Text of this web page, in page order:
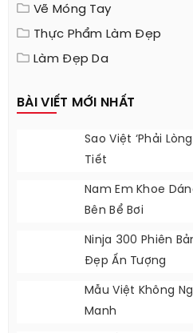
Vẽ Móng Tay
Thực Phẩm Làm Đẹp
Làm Đẹp Da
BÀI VIẾT MỚI NHẤT
Sao Việt ‘phải
Tiết
Nam Em Khoe
Bên Bể Bơi
Ninja 300 Phiên
Đẹp Ấn Tượng
Mẫu Việt Không
Manh